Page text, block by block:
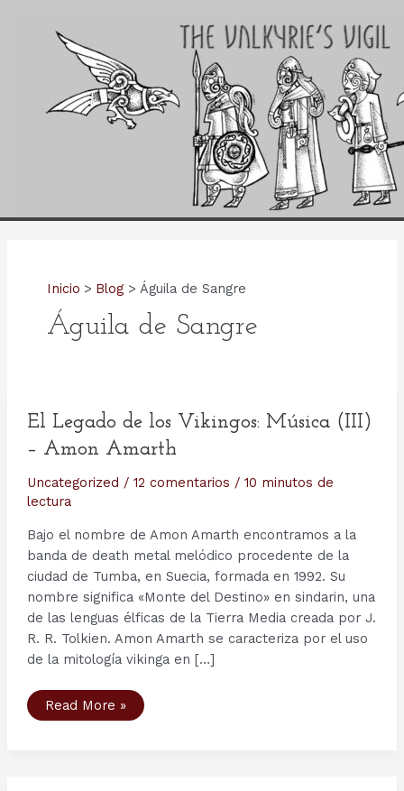
Inicio Blog Águila de Sangre
Águila de Sangre
El Legado de los Vikingos: Música (III)
– Amon Amarth
Uncategorized / 12 comentarios / 10 minutos de
lectura
Bajo el nombre de Amon Amarth encontramos a la
banda de death metal melódico procedente de la
ciudad de Tumba, en Suecia, formada en 1992. Su
nombre significa «Monte del Destino» en sindarin, una
de las lenguas élficas de la Tierra Media creada por J.
R. R. Tolkien. Amon Amarth se caracteriza por el uso
de la mitología vikinga en […]
El
Legado
Read More »